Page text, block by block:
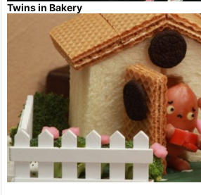
Twins in Bakery